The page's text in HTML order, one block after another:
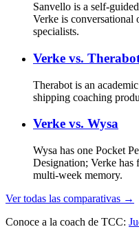
Sanvello is a self-
Verke is conversational
specialists.
Verke vs.
Therabot is an
shipping coaching
Verke vs. Wysa
Wysa has one Pocket
Designation; Verke has
multi-week memory.
Ver todas las comparativas →
Conoce a la coach de TCC: